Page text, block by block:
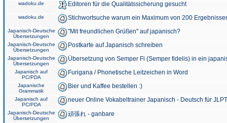
wadoku.de Editoren für die Qualitätssicherung gesucht
wadoku.de Stichwortsuche warum ein Maximum von 200
Japanisch-Deutsche
Übersetzungen
"Mit freundlichen Grüßen" auf japanisch?
Japanisch-Deutsche
Übersetzungen
Postkarte auf Japanisch schreiben
Japanisch-Deutsche
Übersetzungen
Übersetzung von Semper Fi (Semper fidelis) in ein
Japanisch auf
PC/PDA
Furigana / Phonetische Leitzeichen in Word
Japanische
Grammatik
Bier und Kaffee bestellen :)
Japanisch auf
PC/PDA
neuer Online Vokabeltrainer Japanisch - Deutsch für
Japanisch-Deutsche
Übersetzungen
頑張れ - ganbare